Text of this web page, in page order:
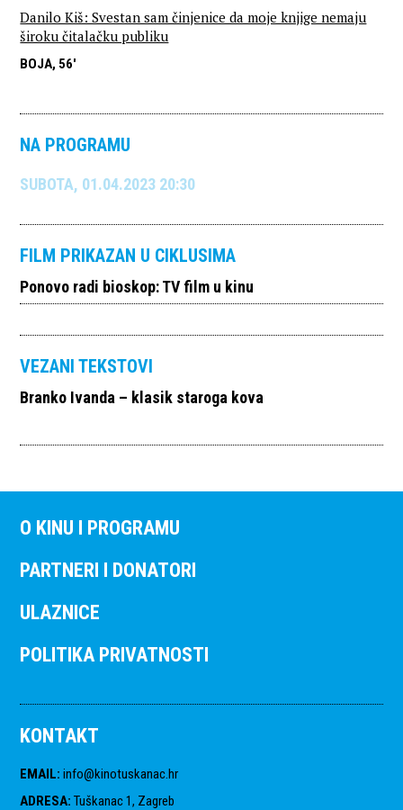
Danilo Kiš: Svestan sam činjenice da moje knjige nemaju
široku čitalačku publiku
BOJA, 56'
NA PROGRAMU
SUBOTA, 01.04.2023 20:30
FILM PRIKAZAN U CIKLUSIMA
Ponovo radi bioskop: TV film u kinu
VEZANI TEKSTOVI
Branko Ivanda – klasik staroga kova
O KINU I PROGRAMU
PARTNERI I DONATORI
ULAZNICE
POLITIKA PRIVATNOSTI
KONTAKT
EMAIL: info@kinotuskanac.hr
ADRESA: Tuškanac 1, Zagreb